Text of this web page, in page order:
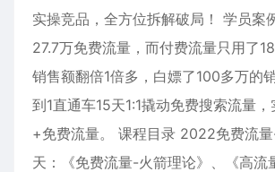
实操竞品，全方位拆解破局！ 学员案
27.7万免费流量，而付费流量只用了
销售额翻倍1倍多，白嫖了100多万的
到1直通车15天1:1撬动免费搜索流量
+免费流量。 课程目录 2022免费流
天：《免费流量-火箭理论》、《高流